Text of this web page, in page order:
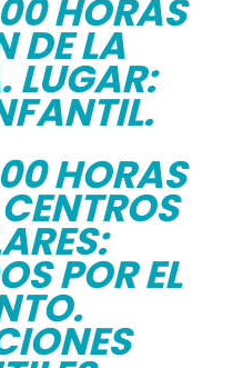
HORAS
DE LA
LUGAR:
HORAS
POR EL